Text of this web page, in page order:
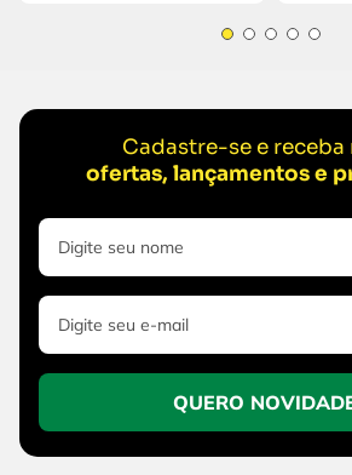
Cadastre-se e receba
ofertas, lançamentos e
QUERO